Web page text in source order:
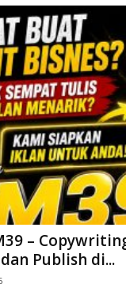
–
Publish di...